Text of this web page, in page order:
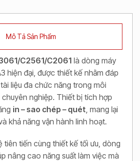
Mô Tả Sản Phẩm
C2561/C2061 là dòng máy
hiện đại, được thiết kế nhằm đáp
liệu đa chức năng trong môi
nghiệp. Thiết bị tích hợp
in – sao chép – quét , mang lại
khả năng vận hành linh hoạt.
tiên tiến cùng thiết kế tối ưu, dòng
nâng cao năng suất làm việc mà